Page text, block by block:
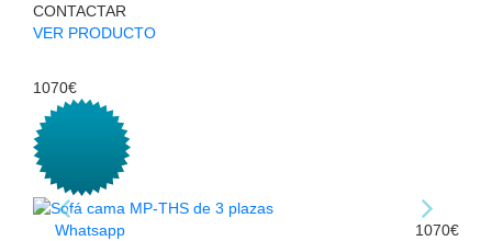
CONTACTAR
VER PRODUCTO
1070€
Whatsapp
1070€